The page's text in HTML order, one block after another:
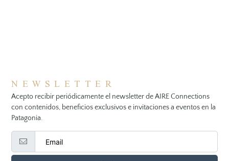
NEWSLETTER
Acepto recibir periódicamente el newsletter de AIRE Connections
con contenidos, beneficios exclusivos e invitaciones a eventos en la
Patagonia.